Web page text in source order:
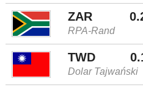
ZAR
RPA-Rand
TWD
Dolar Tajwański